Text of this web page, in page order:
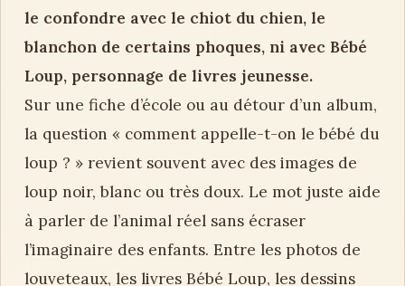
le confondre avec le chiot du chien, le
blanchon de certains phoques, ni avec Bébé
Loup, personnage de livres jeunesse.
Sur une fiche d’école ou au détour d’un album,
la question « comment appelle-t-on le bébé du
loup ? » revient souvent avec des images de
loup noir, blanc ou très doux. Le mot juste aide
à parler de l’animal réel sans écraser
l’imaginaire des enfants. Entre les photos de
louveteaux, les livres Bébé Loup, les dessins